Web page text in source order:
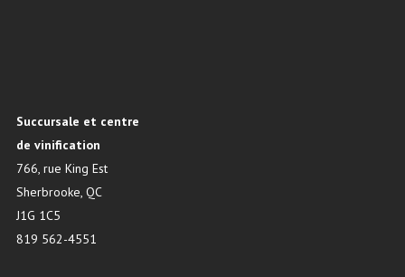
Succursale et centre
de vinification
766, rue King Est
Sherbrooke, QC
J1G 1C5
819 562-4551